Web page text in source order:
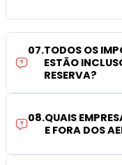
07.TODOS OS
ESTÃO
RESERVA?
08.QUAIS
E FORA DOS